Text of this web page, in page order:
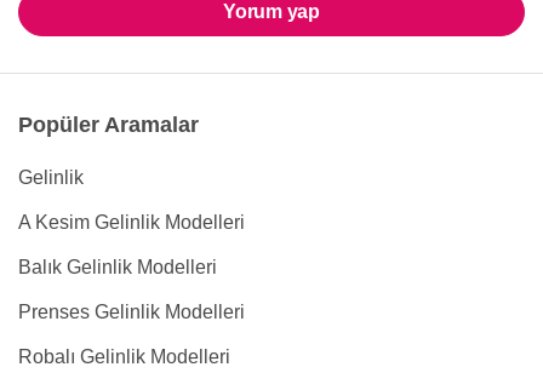
Yorum yap
Popüler Aramalar
Gelinlik
A Kesim Gelinlik Modelleri
Balık Gelinlik Modelleri
Prenses Gelinlik Modelleri
Robalı Gelinlik Modelleri